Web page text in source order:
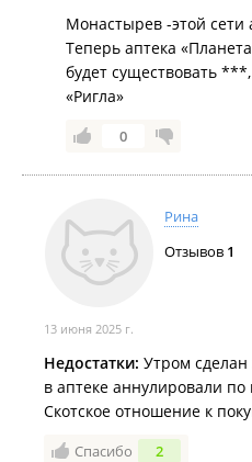
Монастырев -этой сети
Теперь аптека
будет существовать
«Ригла»
0
Рина
Отзывов 1
13 июня 2025 г.
Недостатки: Утром сделан
в аптеке аннулировали
Скотское отношение к
Спасибо 2